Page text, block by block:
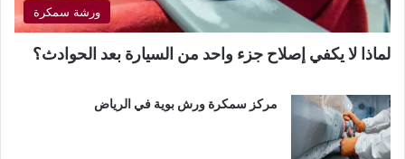
ورشة سمكرة
لماذا لا يكفي إصلاح جزء واحد من السيارة بعد الحوادث؟
مركز سمكرة ورش بوية في الرياض